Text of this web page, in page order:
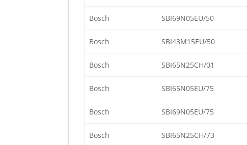
Bosch SBI69N05EU/50
Bosch SBI43M15EU/50
Bosch SBI65N25CH/01
Bosch SBI65N05EU/75
Bosch SBI69N05EU/75
Bosch SBI65N25CH/73